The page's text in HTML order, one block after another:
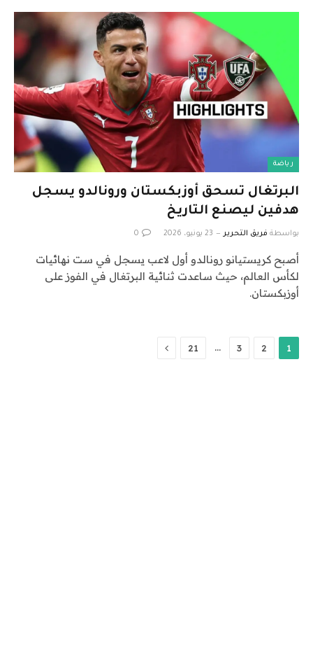
رياضة
البرتغال تسحق أوزبكستان ورونالدو يسجل
هدفين ليصنع التاريخ
بواسطة فريق التحرير 23 يونيو، 2026 0
أصبح كريستيانو رونالدو أول لاعب يسجل في ست نهائيات
لكأس العالم، حيث ساعدت ثنائية البرتغال في الفوز على
أوزبكستان.
1
2
3
…
21 التالي